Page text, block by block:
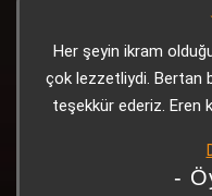
getiren özel biri.
anlayan, hem de
çalışan. Kısacası; Dede Steakhouse yine muhteşemdi,
Murat
Her şeyin ikram
çok lezzetliydi. Bertan
teşekkür ederiz. Eren
-